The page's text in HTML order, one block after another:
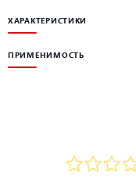
ХАРАКТЕРИСТИКИ
ПРИМЕНИМОСТЬ